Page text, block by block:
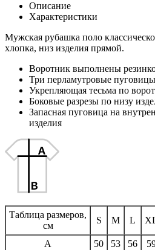
Описание
Характеристики
Мужская рубашка поло
хлопка, низ изделия прямой.
Воротник выполнены
Три перламутровые
Укрепляющая тесьма по
Боковые разрезы по низу
Запасная пуговица на
изделия
Таблица размеров,
см
S M L
A 50 53 56